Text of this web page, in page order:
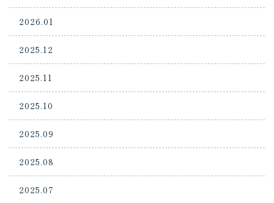
2026.01
2025.12
2025.11
2025.10
2025.09
2025.08
2025.07